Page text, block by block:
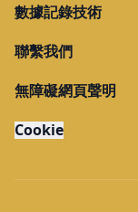
數據記錄技術
聯繫我們
無障礙網頁聲明
Cookie